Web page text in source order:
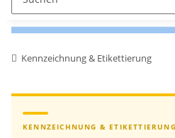
Kennzeichnung & Etikettierung
KENNZEICHNUNG &